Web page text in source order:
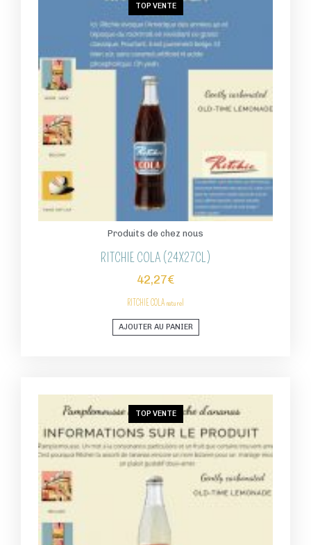
TOP VENTE
Produits de chez nous
RITCHIE COLA (24X27CL)
42,27€
RITCHIE COLA naturel
AJOUTER AU PANIER
TOP VENTE